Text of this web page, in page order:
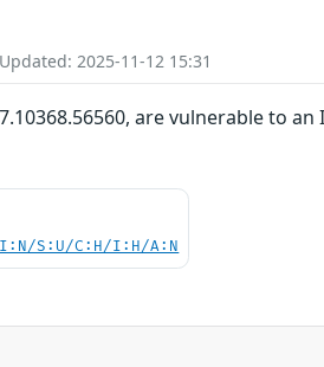
2025-11-12 15:31
are vulnerable to
S:U/C:H/I:H/A:N